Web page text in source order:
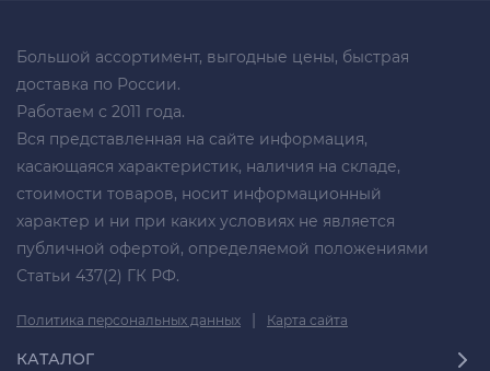
Большой ассортимент, выгодные цены, быстрая
доставка по России.
Работаем с 2011 года.
Вся представленная на сайте информация,
касающаяся характеристик, наличия на складе,
стоимости товаров, носит информационный
характер и ни при каких условиях не является
публичной офертой, определяемой положениями
Статьи 437(2) ГК РФ.
Политика персональных данных | Карта сайта
КАТАЛОГ